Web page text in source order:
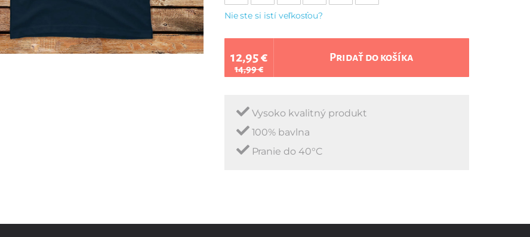
Nie ste si istí veľkosťou?
12,95 €
14,99 €
Pridať do košíka
Vysoko kvalitný produkt
100% bavlna
Pranie do 40°C